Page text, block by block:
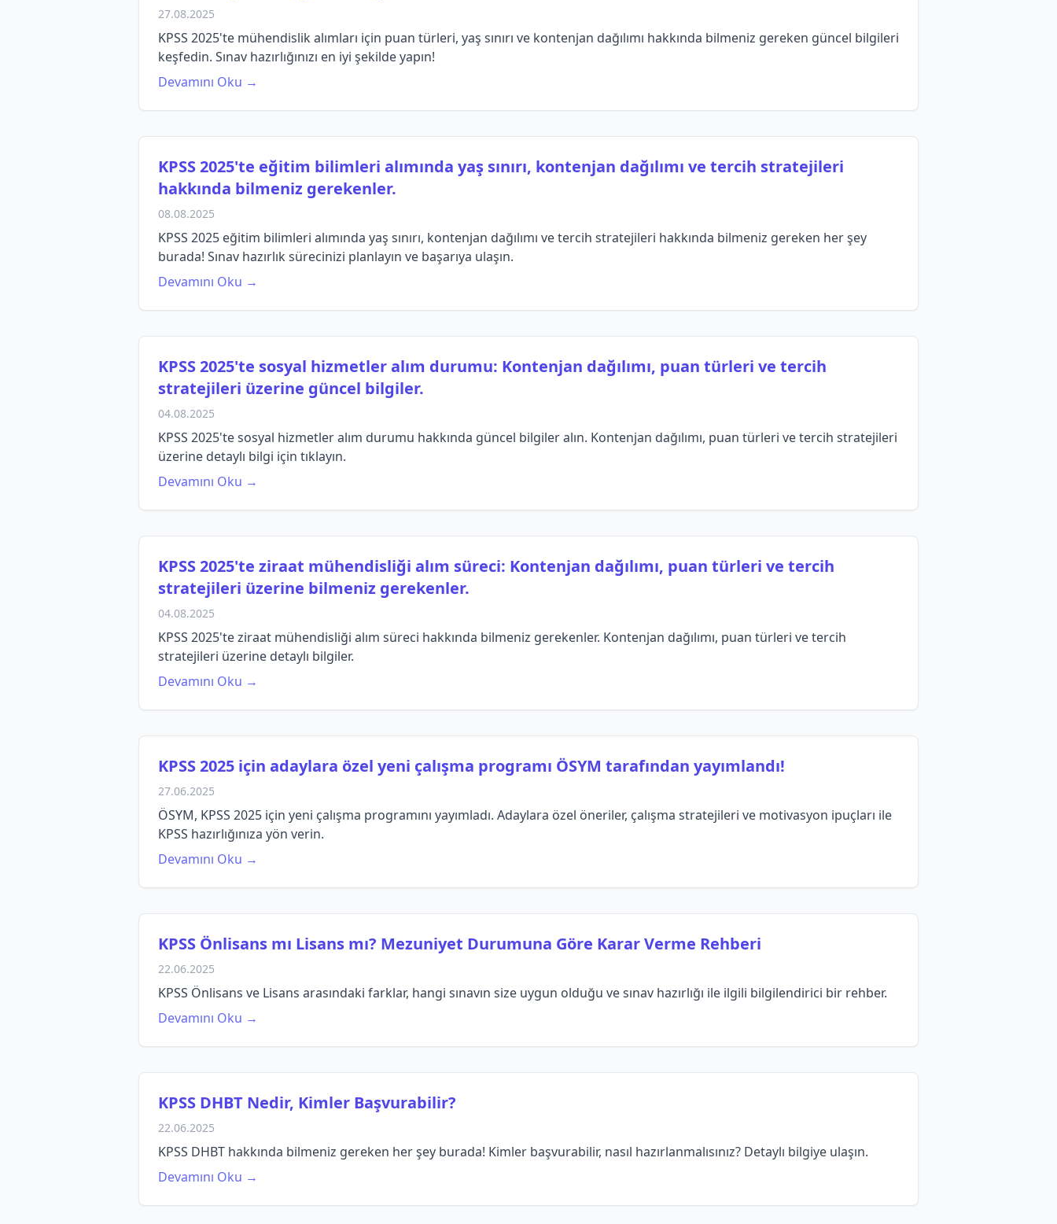
27.08.2025
KPSS 2025'te mühendislik alımları için puan türleri, yaş sınırı ve kontenjan dağılımı hakkında bilmeniz gereken güncel bilgileri
keşfedin. Sınav hazırlığınızı en iyi şekilde yapın!
Devamını Oku →
KPSS 2025'te eğitim bilimleri alımında yaş sınırı, kontenjan dağılımı ve tercih stratejileri
hakkında bilmeniz gerekenler.
08.08.2025
KPSS 2025 eğitim bilimleri alımında yaş sınırı, kontenjan dağılımı ve tercih stratejileri hakkında bilmeniz gereken her şey
burada! Sınav hazırlık sürecinizi planlayın ve başarıya ulaşın.
Devamını Oku →
KPSS 2025'te sosyal hizmetler alım durumu: Kontenjan dağılımı, puan türleri ve tercih
stratejileri üzerine güncel bilgiler.
04.08.2025
KPSS 2025'te sosyal hizmetler alım durumu hakkında güncel bilgiler alın. Kontenjan dağılımı, puan türleri ve tercih stratejileri
üzerine detaylı bilgi için tıklayın.
Devamını Oku →
KPSS 2025'te ziraat mühendisliği alım süreci: Kontenjan dağılımı, puan türleri ve tercih
stratejileri üzerine bilmeniz gerekenler.
04.08.2025
KPSS 2025'te ziraat mühendisliği alım süreci hakkında bilmeniz gerekenler. Kontenjan dağılımı, puan türleri ve tercih
stratejileri üzerine detaylı bilgiler.
Devamını Oku →
KPSS 2025 için adaylara özel yeni çalışma programı ÖSYM tarafından yayımlandı!
27.06.2025
ÖSYM, KPSS 2025 için yeni çalışma programını yayımladı. Adaylara özel öneriler, çalışma stratejileri ve motivasyon ipuçları ile
KPSS hazırlığınıza yön verin.
Devamını Oku →
KPSS Önlisans mı Lisans mı? Mezuniyet Durumuna Göre Karar Verme Rehberi
22.06.2025
KPSS Önlisans ve Lisans arasındaki farklar, hangi sınavın size uygun olduğu ve sınav hazırlığı ile ilgili bilgilendirici bir rehber.
Devamını Oku →
KPSS DHBT Nedir, Kimler Başvurabilir?
22.06.2025
KPSS DHBT hakkında bilmeniz gereken her şey burada! Kimler başvurabilir, nasıl hazırlanmalısınız? Detaylı bilgiye ulaşın.
Devamını Oku →